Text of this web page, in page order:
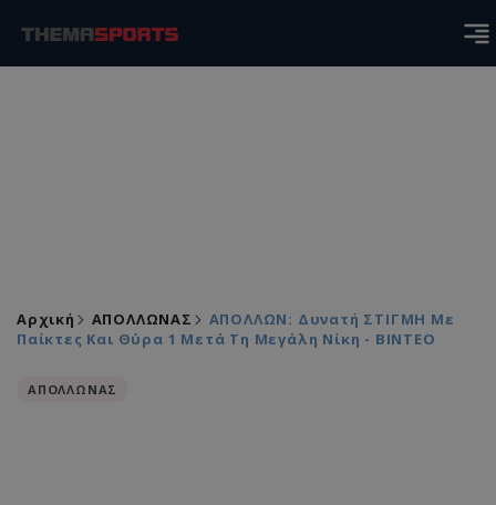
Αρχική ΑΠΟΛΛΩΝΑΣ
ΑΠΟΛΛΩΝ: Δυνατή ΣΤΙΓΜΗ Με
Παίκτες Και Θύρα 1 Μετά Τη Μεγάλη Νίκη - ΒΙΝΤΕΟ
ΑΠΟΛΛΩΝΑΣ